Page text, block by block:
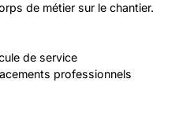
de métier sur le chantier.
de service
professionnels